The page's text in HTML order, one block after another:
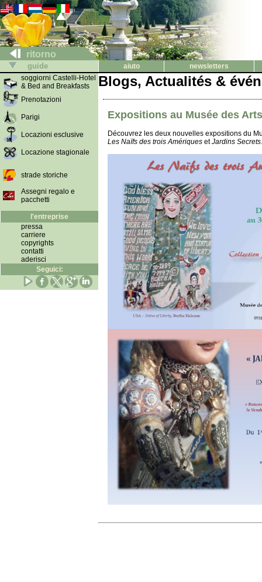
ritorno
guide aiuto
newsletters
soggiorni Castelli-Hotel
& Bed and Breakfasts
Prenotazioni
Parigi
Locazioni esclusive
Locazione stagionale
strade storiche
Assegni regalo e
pacchetti
l'entreprise
pressa
carriere
copyrights
contatti
aderisci
Seguici:
Blogs, Actualités &
Expositions au Musée des
Découvrez les deux nouvelles expositions du
Les Naïfs des trois Amériques etJardins Secrets.